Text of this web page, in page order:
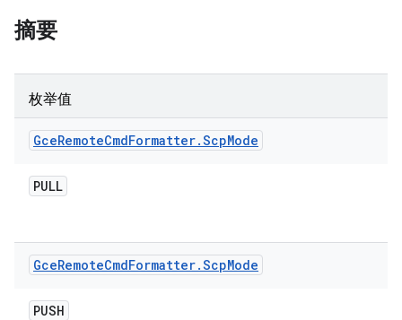
摘要
枚举值
GceRemoteCmdFormatter.ScpMode
PULL
GceRemoteCmdFormatter.ScpMode
PUSH